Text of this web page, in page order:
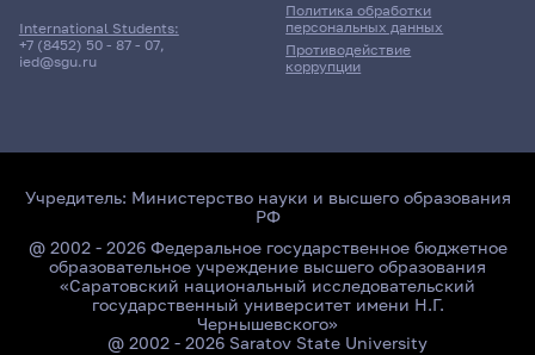
International Students:
+7 (8452) 50 - 87 - 07,
ied@sgu.ru
Политика обработки
персональных данных
Противодействие
коррупции
Учредитель: Министерство науки и высшего образования
РФ
@ 2002 - 2026 Федеральное государственное бюджетное
образовательное учреждение высшего образования
«Саратовский национальный исследовательский
государственный университет имени Н.Г.
Чернышевского»
@ 2002 - 2026 Saratov State University